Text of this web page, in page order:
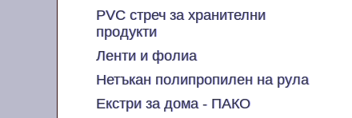
PVC стреч за хранителни
продукти
Ленти и фолиа
Нетъкан полипропилен на рула
Екстри за дома - ПАКО